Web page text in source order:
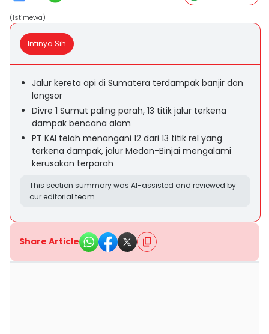
(Istimewa)
Intinya Sih
Jalur kereta api di Sumatera terdampak banjir dan
longsor
Divre 1 Sumut paling parah, 13 titik jalur terkena
dampak bencana alam
PT KAI telah menangani 12 dari 13 titik rel yang
terkena dampak, jalur Medan-Binjai mengalami
kerusakan terparah
This section summary was AI-assisted and reviewed by
our editorial team.
Share Article